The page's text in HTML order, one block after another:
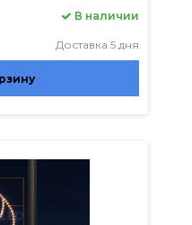
В наличии
Доставка 5 дня